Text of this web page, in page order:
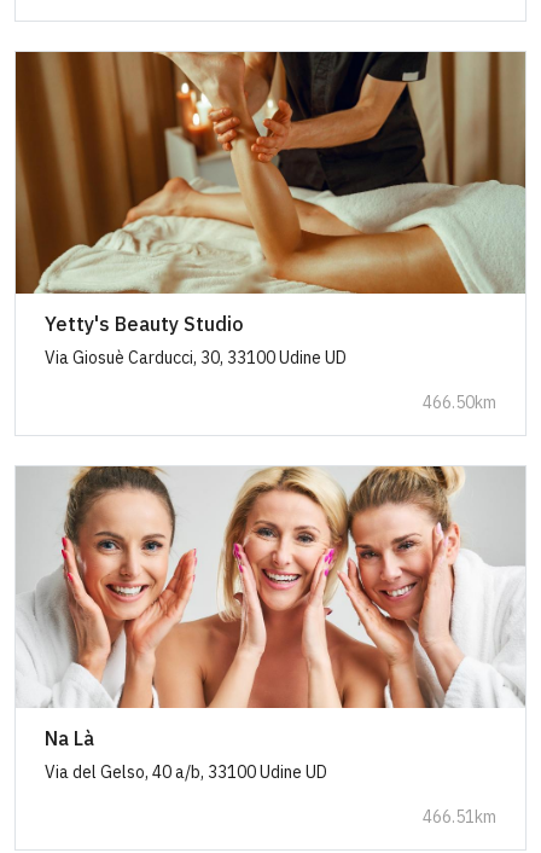
Yetty's Beauty Studio
Via Giosuè Carducci, 30, 33100 Udine UD
466.50km
Na Là
Via del Gelso, 40 a/b, 33100 Udine UD
466.51km